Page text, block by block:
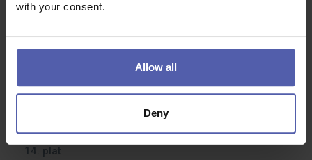
with your consent.
Allow all
Deny
Znalost anglického jazyka
Co dostanete na oplátku:
Zajímavé finanční ohodnocení, odměny, bonusy, 13. a
14. plat